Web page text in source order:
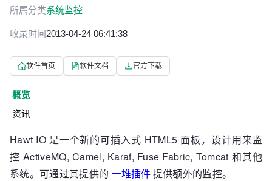
所属分类系统监控
收录时间2013-04-24 06:41:38
软件首页 软件文档 官方下载
概览
资讯
Hawt IO 是一个新的可插入式 HTML5 面板，设计用来监
控 ActiveMQ, Camel, Karaf, Fuse Fabric, Tomcat 和其他
系统。可通过其提供的 一堆插件提供额外的监控。